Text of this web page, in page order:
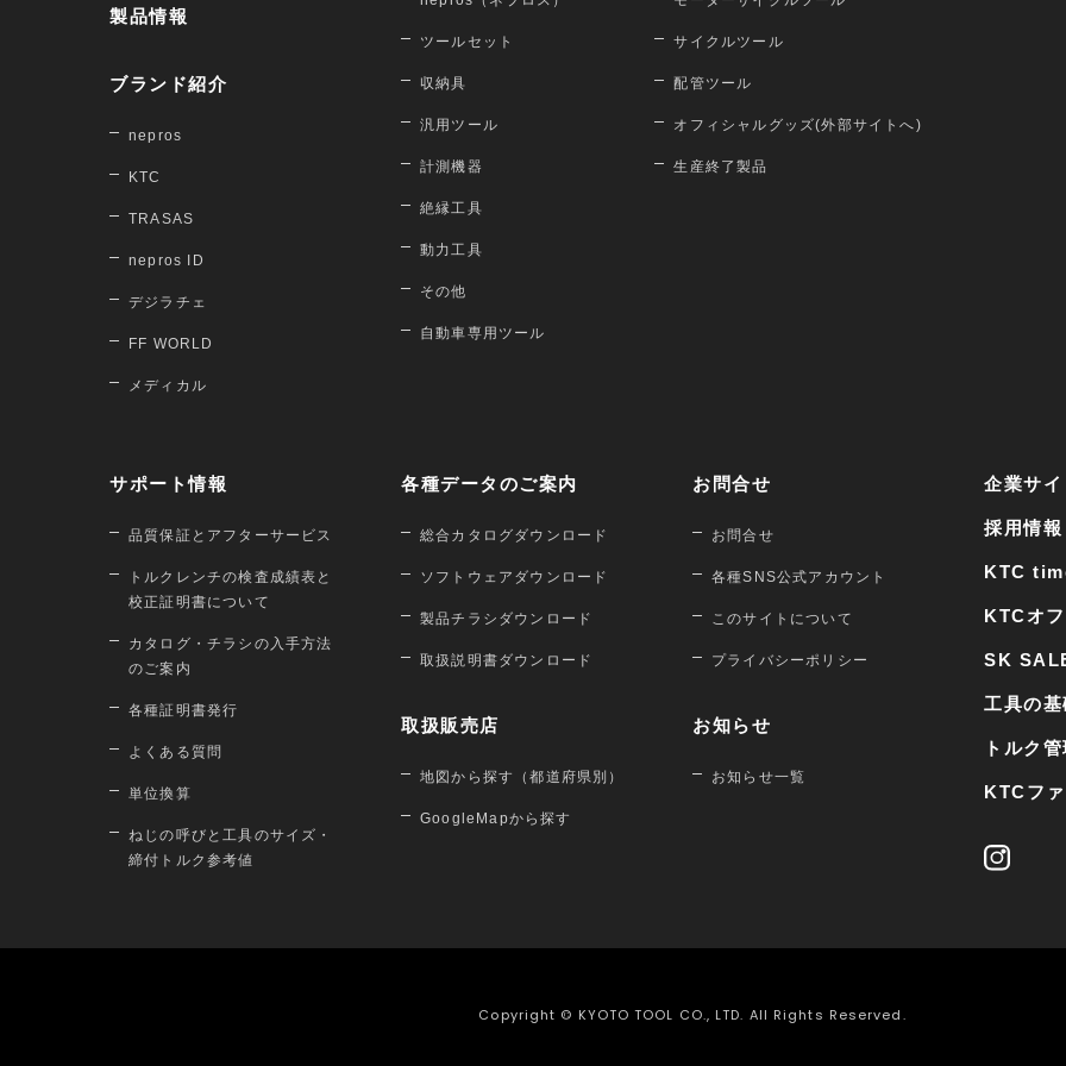
製品情報
ブランド紹介
nepros
KTC
TRASAS
nepros ID
デジラチェ
FF WORLD
メディカル
ツールセット
収納具
汎用ツール
計測機器
絶縁工具
動力工具
その他
自動車専用ツール
サイクルツール
配管ツール
オフィシャルグッズ(外部サイトへ)
生産終了製品
サポート情報
品質保証とアフターサービス
トルクレンチの検査成績表と
校正証明書について
カタログ・チラシの入手方法
のご案内
各種証明書発行
よくある質問
単位換算
ねじの呼びと工具のサイズ・
締付トルク参考値
各種データのご案内
総合カタログダウンロード
ソフトウェアダウンロード
製品チラシダウンロード
取扱説明書ダウンロード
取扱販売店
地図から探す（都道府県別）
GoogleMapから探す
お問合せ
お問合せ
各種SNS公式アカウント
このサイトについて
プライバシーポリシー
お知らせ
お知らせ一覧
企業サイ
採用情報
KTC
KTCオ
SK
工具の
トルク
KTCフ
Copyright © KYOTO TOOL CO., LTD. All Rights Reserved.